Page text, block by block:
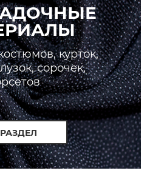
курток,
сорочек,